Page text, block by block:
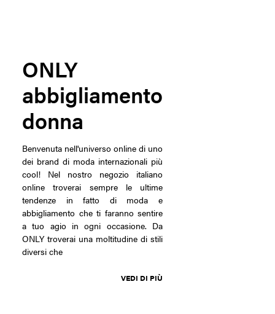
ONLY
abbigliamento
donna
Benvenuta nell'universo online di uno
dei brand di moda internazionali più
cool! Nel nostro negozio italiano
online troverai sempre le ultime
tendenze in fatto di moda e
abbigliamento che ti faranno sentire
a tuo agio in ogni occasione. Da
ONLY troverai una moltitudine di stili
diversi che
VEDI DI PIÙ